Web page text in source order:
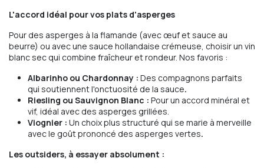
L'accord idéal pour vos plats d'asperges
Pour des asperges à la flamande (avec œuf et sauce au
beurre) ou avec une sauce hollandaise crémeuse, choisir un vin
blanc sec qui combine fraîcheur et rondeur. Nos favoris :
Albarinho ou Chardonnay : Des compagnons parfaits
qui soutiennent l'onctuosité de la sauce.
Riesling ou Sauvignon Blanc : Pour un accord minéral et
vif, idéal avec des asperges grillées.
Viognier : Un choix plus structuré qui se marie à merveille
avec le goût prononcé des asperges vertes.
Les outsiders, à essayer absolument :